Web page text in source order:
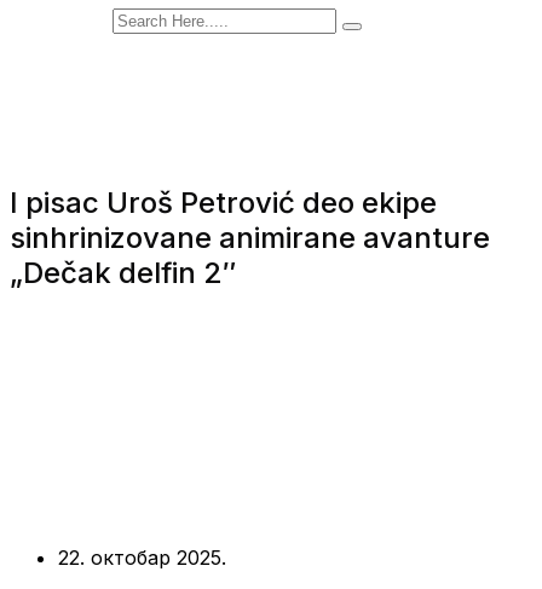
I pisac Uroš Petrović deo ekipe
sinhrinizovane animirane avanture
„Dečak delfin 2″
22. октобар 2025.